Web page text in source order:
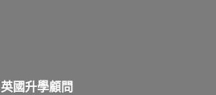
英國升學顧問